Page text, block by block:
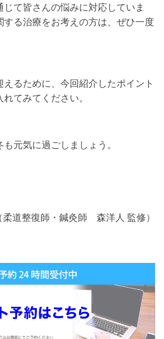
て皆さんの悩みに対応していま
る治療をお考えの方は、ぜひ一度
るために、今回紹介したポイント
てみてください。
元気に過ごしましょう。
（柔道整復師・鍼灸師 森洋人 監修）